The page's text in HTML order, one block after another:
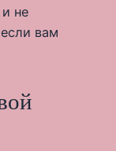
не
вам